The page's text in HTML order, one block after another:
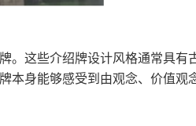
这些介绍牌设计风格通常具
身能够感受到由观念、价值观